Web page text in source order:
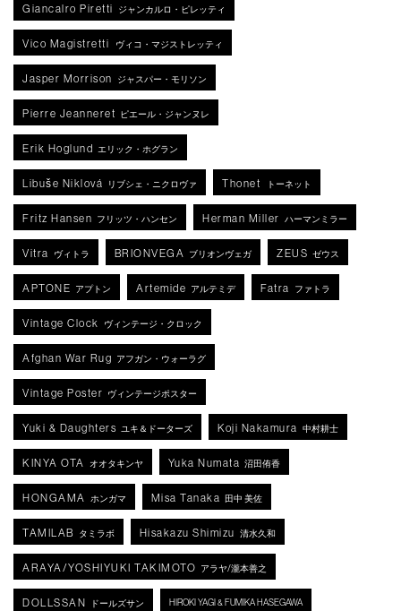
Giancalro Piretti ジャンカルロ・ピレッティ
Vico Magistretti ヴィコ・マジストレッティ
Jasper Morrison ジャスパー・モリソン
Pierre Jeanneret ピエール・ジャンヌレ
Erik Hoglund エリック・ホグラン
Libuše Niklová リブシェ・ニクロヴァ Thonet トーネット
Fritz Hansen フリッツ・ハンセン Herman Miller ハーマンミラー
Vitra ヴィトラ BRIONVEGA ブリオンヴェガ ZEUS ゼウス
APTONE アプトン Artemide アルテミデ Fatra ファトラ
Vintage Clock ヴィンテージ・クロック
Afghan War Rug アフガン・ウォーラグ
Vintage Poster ヴィンテージポスター
Yuki & Daughters ユキ＆ドーターズ Koji Nakamura 中村耕士
KINYA OTA オオタキンヤ Yuka Numata 沼田侑香
HONGAMA ホンガマ Misa Tanaka 田中 美佐
TAMILAB タミラボ Hisakazu Shimizu 清水久和
ARAYA/YOSHIYUKI TAKIMOTO アラヤ/瀧本善之
DOLLSSAN ドールズサン HIROKI YAGI & FUMIKA HASEGAWA